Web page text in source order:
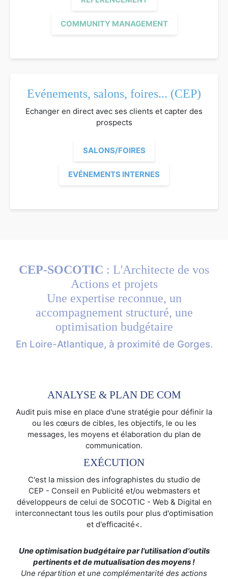
COMMUNITY MANAGEMENT
Evénements, salons, foires... (CEP)
Echanger en direct avec ses clients et capter des
prospects
SALONS/FOIRES
EVÉNEMENTS INTERNES
CEP-SOCOTIC : L'Architecte de vos
Actions et projets
Une expertise reconnue, un
accompagnement structuré, une
optimisation budgétaire
En Loire-Atlantique, à proximité de Gorges.
ANALYSE & PLAN DE COM
Audit puis mise en place d'une stratégie pour définir la
ou les cœurs de cibles, les objectifs, le ou les
messages, les moyens et élaboration du plan de
communication.
EXÉCUTION
C'est la mission des infographistes du studio de
CEP - Conseil en Publicité et/ou webmasters et
développeurs de celui de SOCOTIC - Web & Digital en
interconnectant tous les outils pour plus d'optimisation
et d'efficacité<.
Une optimisation budgétaire par l'utilisation d'outils
pertinents et de mutualisation des moyens !
Une répartition et une complémentarité des actions